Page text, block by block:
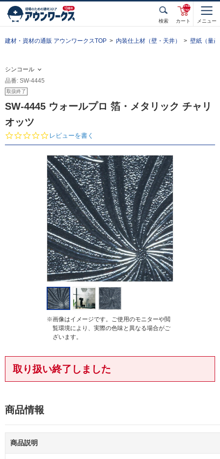
検索 カート
unde
fined
メニュー
建材・資材の通販 アウンワークスTOP 内装仕上材（壁・天井） 壁紙（量
シンコール
品番: SW-4445
取扱終了
SW-4445 ウォールプロ 箔・メタリック チャリ
オッツ
0.
0
t
a
r
r
a
t
i
n
g
レビューを書く
※画像はイメージです。ご使用のモニターや閲
覧環境により、実際の色味と異なる場合がご
ざいます。
取り扱い終了しました
商品情報
商品説明